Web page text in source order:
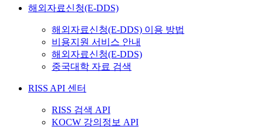
해외자료신청(E-DDS)
해외자료신청(E-DDS) 이용 방법
비용지원 서비스 안내
해외자료신청(E-DDS)
중국대학 자료 검색
RISS API 센터
RISS 검색 API
KOCW 강의정보 API